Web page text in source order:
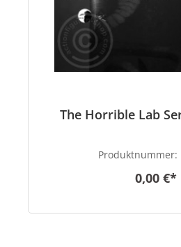
The Horrible Lab
Produktnummer:
0,00 €*